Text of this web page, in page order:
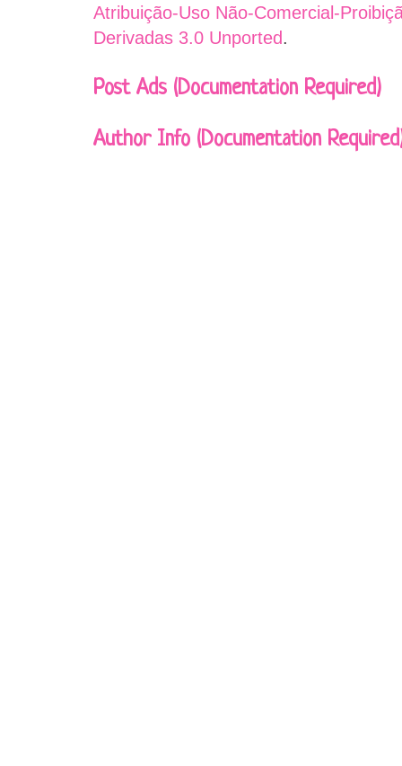
Atribuição-Uso Não-Comercial-
Derivadas 3.0 Unported.
Post Ads (Documentation Required)
Author Info (Documentation